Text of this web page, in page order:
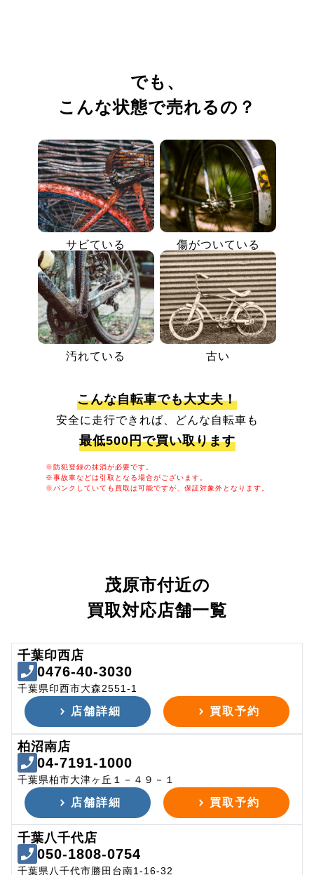
でも、
こんな状態で売れるの？
サビている 傷がついている
汚れている 古い
こんな自転車でも大丈夫！
安全に走行できれば、どんな自転車も
最低500円で買い取ります
※防犯登録の抹消が必要です。
※事故車などは引取となる場合がございます。
※パンクしていても買取は可能ですが、保証対象外となります。
茂原市付近の
買取対応店舗一覧
千葉印西店
0476-40-3030
千葉県印西市大森2551-1
店舗詳細 買取予約
柏沼南店
04-7191-1000
千葉県柏市大津ヶ丘１－４９－１
店舗詳細 買取予約
千葉八千代店
050-1808-0754
千葉県八千代市勝田台南1-16-32